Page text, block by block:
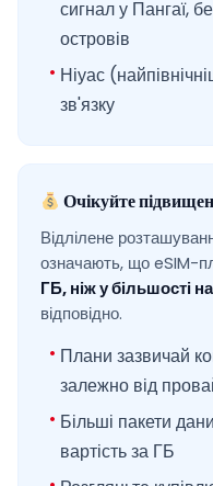
сигнал у Пангаї,
островів
Ніуас
зв'язку
Очікуйте
Відлілене
означають, що eSIM-
ГБ, ніж у більшості
відповідно.
Плани зазвичай
залежно від
Більші пакети
вартість за ГБ